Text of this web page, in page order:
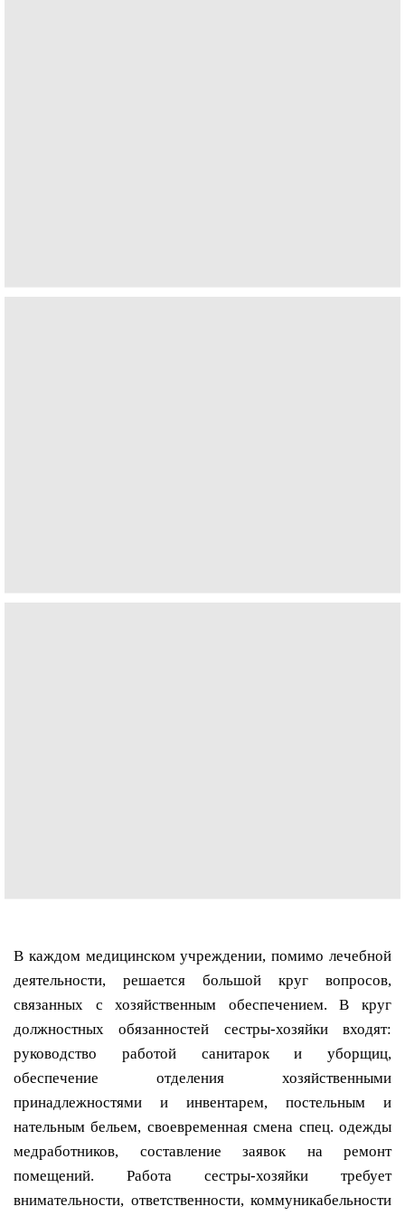
В каждом медицинском учреждении, помимо лечебной
деятельности, решается большой круг вопросов,
связанных с хозяйственным обеспечением. В круг
должностных обязанностей сестры-хозяйки входят:
руководство работой санитарок и уборщиц,
обеспечение отделения хозяйственными
принадлежностями и инвентарем, постельным и
нательным бельем, своевременная смена спец. одежды
медработников, составление заявок на ремонт
помещений. Работа сестры-хозяйки требует
внимательности, ответственности, коммуникабельности